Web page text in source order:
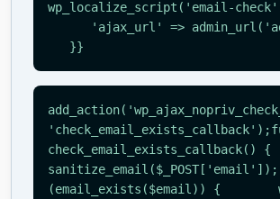
wp_localize_script('email-
'ajax_url' =>
   }}
check_email_exists_callback()
(email_exists($email)) {